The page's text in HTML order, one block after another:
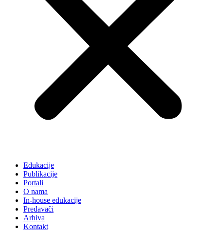
Edukacije
Publikacije
Portali
O nama
In-house edukacije
Predavači
Arhiva
Kontakt